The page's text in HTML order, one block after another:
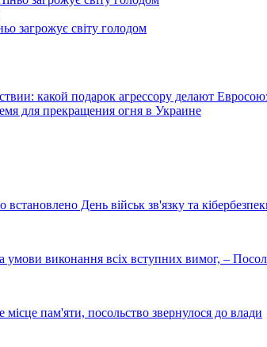
загрожує світу голодом
какой подарок агрессору делают
для прекращения огня в Украине
встановлено День військ зв'язку та
умови виконання всіх вступних вимог, –
пам'яти, посольство звернулося до влади